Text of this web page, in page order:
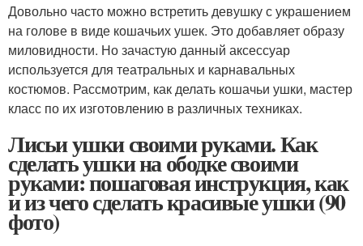
Довольно часто можно встретить девушку с украшением
на голове в виде кошачьих ушек. Это добавляет образу
миловидности. Но зачастую данный аксессуар
используется для театральных и карнавальных
костюмов. Рассмотрим, как делать кошачьи ушки, мастер
класс по их изготовлению в различных техниках.
Лисьи ушки своими руками. Как
сделать ушки на ободке своими
руками: пошаговая инструкция, как
и из чего сделать красивые ушки (90
фото)